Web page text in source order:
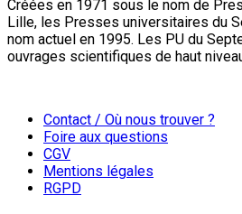
Créées en 1971 sous le nom de
Lille, les Presses universitaires du
nom actuel en 1995. Les PU du
ouvrages scientifiques de haut
Contact / Où nous trouver ?
Foire aux questions
CGV
Mentions légales
RGPD